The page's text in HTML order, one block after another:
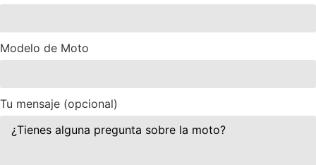
Modelo de Moto
Tu mensaje (opcional)